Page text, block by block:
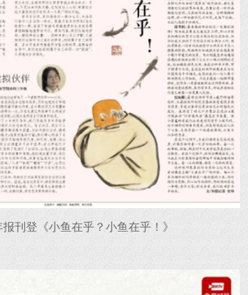
刊登《小鱼在乎？小鱼在乎！》